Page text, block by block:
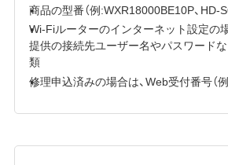
商品の型番（例:WXR18000BE10P、HD-
Wi-Fiルーターのインターネット設定の
提供の接続先ユーザー名やパスワード
類
修理申込済みの場合は、Web受付番号（例